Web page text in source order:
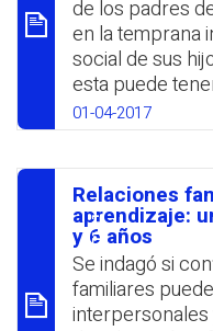
a los hijos a
‎sensaciones
aprendan a
‎relaciones.‎
de los padres
en la temprana
social de sus
esta puede
promover el
experta en
sostiene que
la percepción
la ‎tecnología
admite que
‎recomienda no
miedos,
‎nuevas
01-04-2017
סיכום
Relaciones
aprendizaje:
y 6 años
Se indagó si
familiares
interpersonales